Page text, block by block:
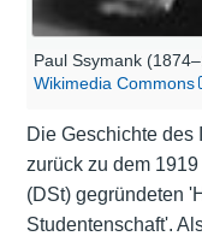
Paul Ssymank
Wikimedia Commons
Die Geschichte des
zurück zu dem
(DSt) gegründeten
Studentenschaft'.